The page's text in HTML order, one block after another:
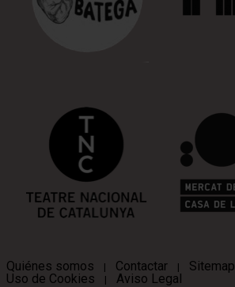
Quiénes somos | Contactar | Sitemap
Uso de Cookies | Aviso Legal